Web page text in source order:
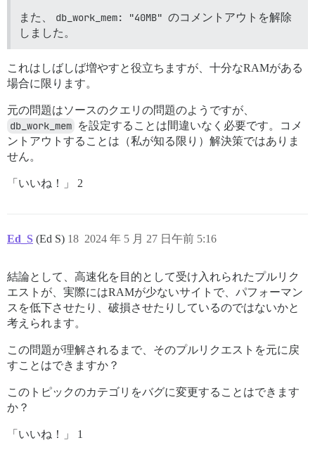
また、
db_work_mem: "40MB" のコメントアウトを解除
しました。
これはしばしば増やすと役立ちますが、十分なRAMがある
場合に限ります。
元の問題はソースのクエリの問題のようですが、
db_work_mem を設定することは間違いなく必要です。コメ
ントアウトすることは（私が知る限り）解決策ではありま
せん。
「いいね！」 2
Ed_S (Ed S) 2024 年 5 月 27 日午前 5:16
18
結論として、高速化を目的として受け入れられたプルリク
エストが、実際にはRAMが少ないサイトで、パフォーマン
スを低下させたり、破損させたりしているのではないかと
考えられます。
この問題が理解されるまで、そのプルリクエストを元に戻
すことはできますか？
このトピックのカテゴリをバグに変更することはできます
か？
「いいね！」 1